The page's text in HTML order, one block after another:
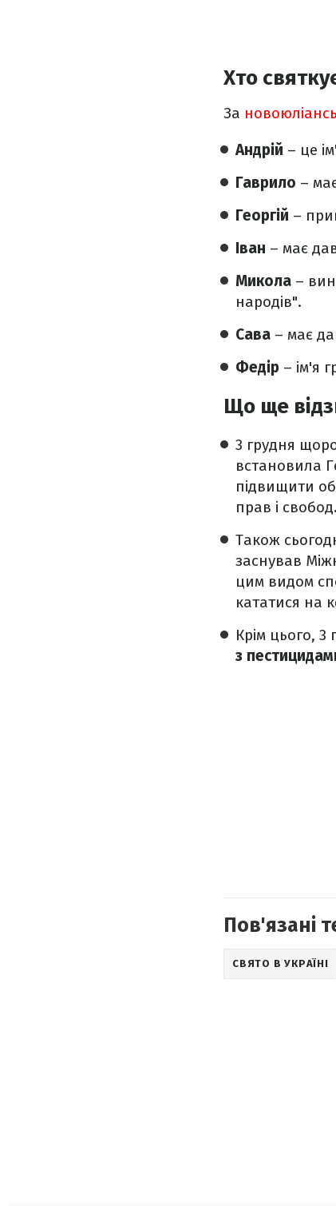
Хто
За
Андрій – це
Гаврило –
Георгій –
Іван – має
Микола –
народів".
Сава – має
Федір – ім'я
Що ще
3 грудня
встановила
підвищити
прав і свобод.
Також
заснував
цим видом
кататися на
Крім цього, 3
з
Пов'язані
СВЯТО В УКРАЇНІ